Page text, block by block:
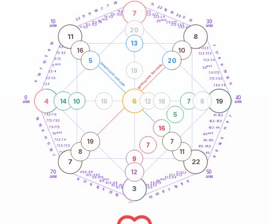
generazione maschile generazione femminile
0
anni
10
anni
30
anni
40
anni
50
anni
60
70
anni
1-2,5
2,5-3,5
3,5-4
6-7,5
7,5-8,5
8,5-9
11-12,5
12,5-13,5
13,5-14
16-17,5
17,5-18,5
18,5-19
21-22,5
22,5-23,5
23,5-24
26-27,5
27,5-28,5
28,5-29
31-32,5
32,5-33,5
33,5-34
36-37,5
37,5-38,5
38,5-39
41-42,5
42,5-43,5
43,5-44
46-47,5
47,5-48,5
48,5-49
51-52,5
52,5-53,5
53,5-54
56-57,5
57,5-58,5
58,5-59
61-62,5
62,5-63,5
63,5-64
66-67,5
67,5-68,5
68,5-69
71-72,5
72,5-73,5
73,5-74
76-77,5
77,5-78,5
78,5-79
5
19
7
15
5
8
19
22 11
11
18 7
7
14 11
22 10
15
20 5
13
7
17
8
9
19
10
11
7
6
11
5
14
9
4
6
11
18
7
17
10
13
16
13
5
10
9
17
6
7
18
11
11
8
15
19
4
7
19
3
6
11 8
7 22
9
7
16
5
7
14
20
8
12
10
13
12 18
16
19
16
5
10
20
8
19
11
7
5anni
15 anni 25anni
35anni
45anni
55anni
65anni
75anni